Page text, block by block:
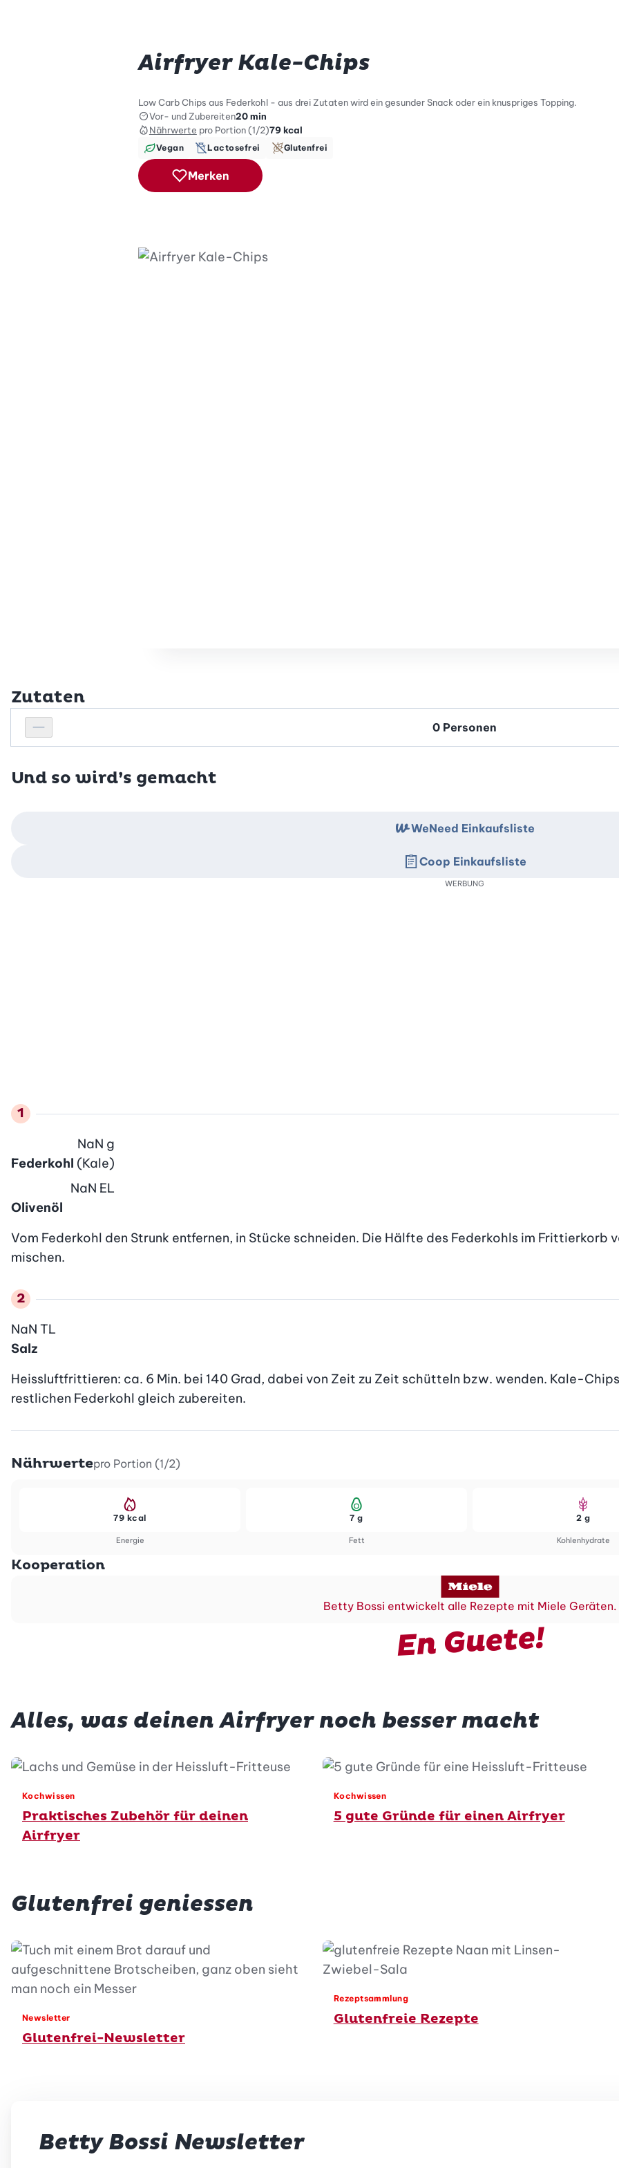
Airfryer Kale-Chips
Low Carb Chips aus Federkohl - aus drei Zutaten wird ein gesunder Snack oder ein knuspriges Topping.
Vor- und Zubereiten20 min
Nährwerte pro Portion (1/2)79kcal
Vegan Lactosefrei Glutenfrei
Merken
Zutaten
Personenanzahl verringern
Personenanzahl
Und so wird’s gemacht
Federkohl (Kale)
NaN g
Olivenöl
NaN EL
Vom Federkohl den Strunk entfernen, in Stücke schneiden. Die Hälfte des Federkohls im Frittierkorb
mischen.
Salz
NaN TL
Heissluftfrittieren: ca. 6 Min. bei 140 Grad, dabei von Zeit zu Zeit schütteln bzw. wenden. Kale-Chips
restlichen Federkohl gleich zubereiten.
WeNeed Einkaufsliste
Coop Einkaufsliste
WERBUNG
Nährwertepro Portion (1/2)
Energie
79 kcal
Fett
7 g
Kohlenhydrate
2 g
Kooperation
Betty Bossi entwickelt alle Rezepte mit Miele Geräten.
En Guete!
Alles, was deinen Airfryer noch besser macht
Kochwissen
Praktisches Zubehör für deinen
Airfryer
Kochwissen
5 gute Gründe für einen Airfryer
Glutenfrei geniessen
Newsletter
Glutenfrei-Newsletter
Rezeptsammlung
Glutenfreie Rezepte
Betty Bossi Newsletter